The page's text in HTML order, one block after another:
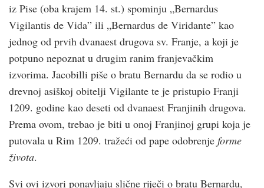
iz Pise (oba krajem 14. st.) spominju „Bernardus
Vigilantis de Vida” ili „Bernardus de Viridante” kao
jednog od prvih dvanaest drugova sv. Franje, a koji je
potpuno nepoznat u drugim ranim franjevačkim
izvorima. Jacobilli piše o bratu Bernardu da se rodio u
drevnoj asiškoj obitelji Vigilante te je pristupio Franji
1209. godine kao deseti od dvanaest Franjinih drugova.
Prema ovom, trebao je biti u onoj Franjinoj grupi koja je
putovala u Rim 1209. tražeći od pape odobrenje forme
života.
Svi ovi izvori ponavljaju slične riječi o bratu Bernardu,